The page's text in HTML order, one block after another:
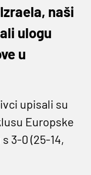
naši
ulogu
u
upisali su
Europske
3-0 (25-14,